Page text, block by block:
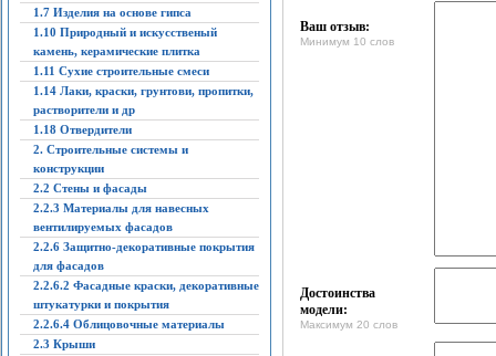
1.7 Изделия на основе гипса
1.10 Природный и искусственый
камень, керамические плитка
1.11 Сухие строительные смеси
1.14 Лаки, краски, грунтови, пропитки,
растворители и др
1.18 Отвердители
2. Строительные системы и
конструкции
2.2 Стены и фасады
2.2.3 Материалы для навесных
вентилируемых фасадов
2.2.6 Защитно-декоративные покрытия
для фасадов
2.2.6.2 Фасадные краски, декоративные
штукатурки и покрытия
2.2.6.4 Облицовочные материалы
2.3 Крыши
Ваш отзыв:
Минимум 10 слов
Достоинства
модели:
Максимум 20 слов